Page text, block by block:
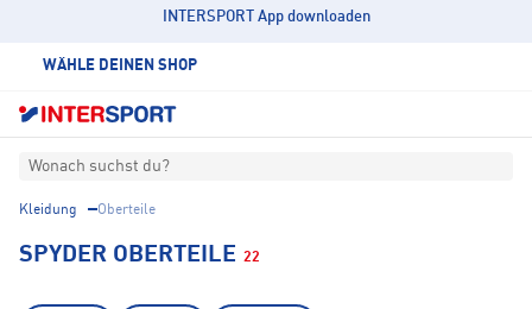
INTERSPORT App downloaden
WÄHLE DEINEN SHOP
Wonach suchst du?
Kleidung Oberteile
SPYDER OBERTEILE 22